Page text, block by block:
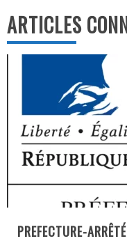
ARTICLES
PREFECTURE-